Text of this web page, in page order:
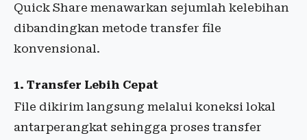
Quick Share menawarkan sejumlah kelebihan
dibandingkan metode transfer file
konvensional.
1. Transfer Lebih Cepat
File dikirim langsung melalui koneksi lokal
antarperangkat sehingga proses transfer